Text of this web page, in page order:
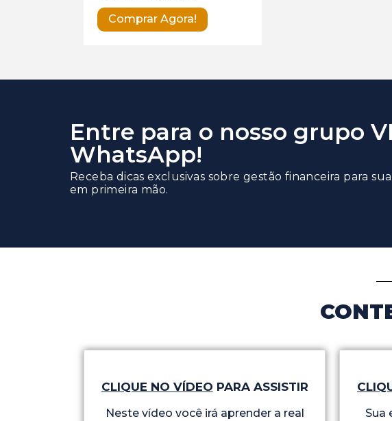
Comprar Agora!
Entre para o nosso grupo
WhatsApp!
Receba dicas exclusivas sobre gestão financeira para
em primeira mão.
CLIQUE NO VÍDEO PARA ASSISTIR
Neste vídeo você irá aprender a real
Sua